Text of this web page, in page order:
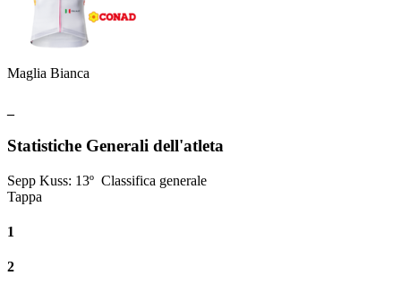
Maglia Bianca
Statistiche Generali dell'atleta
Sepp Kuss: 13º Classifica generale
Tappa
1
2